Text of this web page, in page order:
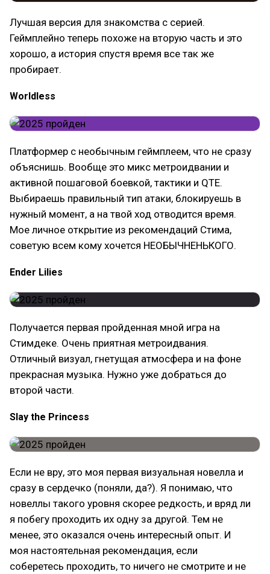
Лучшая версия для знакомства с серией.
Геймплейно теперь похоже на вторую часть и это
хорошо, а история спустя время все так же
пробирает.
Worldless
Платформер с необычным геймплеем, что не сразу
объяснишь. Вообще это микс метроидвании и
активной пошаговой боевкой, тактики и QTE.
Выбираешь правильный тип атаки, блокируешь в
нужный момент, а на твой ход отводится время.
Мое личное открытие из рекомендаций Стима,
советую всем кому хочется НЕОБЫЧНЕНЬКОГО.
Ender Lilies
Получается первая пройденная мной игра на
Стимдеке. Очень приятная метроидвания.
Отличный визуал, гнетущая атмосфера и на фоне
прекрасная музыка. Нужно уже добраться до
второй части.
Slay the Princess
Если не вру, это моя первая визуальная новелла и
сразу в сердечко (поняли, да?). Я понимаю, что
новеллы такого уровня скорее редкость, и вряд ли
я побегу проходить их одну за другой. Тем не
менее, это оказался очень интересный опыт. И
моя настоятельная рекомендация, если
соберетесь проходить, то ничего не смотрите и не